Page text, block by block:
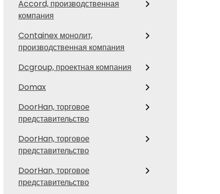
Accord, производственная
компания
Containex монолит,
производственная компания
Dcgroup, проектная компания
Domax
DoorHan, торговое
представительство
DoorHan, торговое
представительство
DoorHan, торговое
представительство